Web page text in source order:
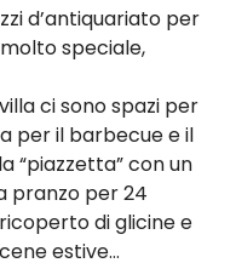
d’antiquariato per
speciale,
ci sono spazi per
per il barbecue e il
“piazzetta” con un
pranzo per 24
di glicine e
estive…